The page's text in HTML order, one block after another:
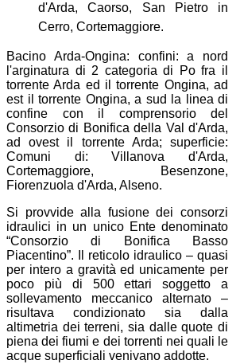
d'Arda, Caorso, San Pietro in
Cerro, Cortemaggiore.
Bacino Arda-Ongina: confini: a nord
l'arginatura di 2 categoria di Po fra il
torrente Arda ed il torrente Ongina, ad
est il torrente Ongina, a sud la linea di
confine con il comprensorio del
Consorzio di Bonifica della Val d'Arda,
ad ovest il torrente Arda; superficie:
Comuni di: Villanova d'Arda,
Cortemaggiore, Besenzone,
Fiorenzuola d'Arda, Alseno.
Si provvide alla fusione dei consorzi
idraulici in un unico Ente denominato
“Consorzio di Bonifica Basso
Piacentino”. Il reticolo idraulico – quasi
per intero a gravità ed unicamente per
poco più di 500 ettari soggetto a
sollevamento meccanico alternato –
risultava condizionato sia dalla
altimetria dei terreni, sia dalle quote di
piena dei fiumi e dei torrenti nei quali le
acque superficiali venivano addotte.